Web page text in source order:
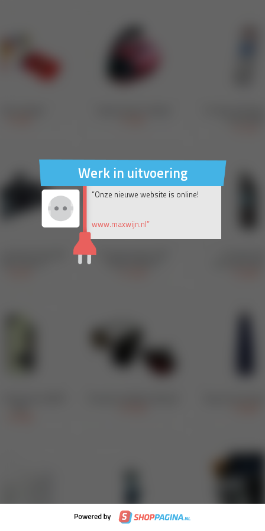
Werk in uitvoering
“Onze nieuwe website is online!
www.maxwijn.nl”